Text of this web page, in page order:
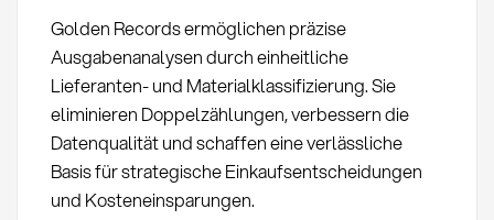
Golden Records ermöglichen präzise
Ausgabenanalysen durch einheitliche
Lieferanten- und Materialklassifizierung. Sie
eliminieren Doppelzählungen, verbessern die
Datenqualität und schaffen eine verlässliche
Basis für strategische Einkaufsentscheidungen
und Kosteneinsparungen.